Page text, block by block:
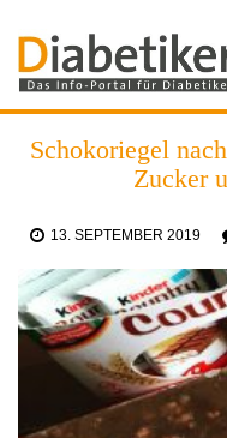
Schokoriegel
Zucker
13. SEPTEMBER 2019